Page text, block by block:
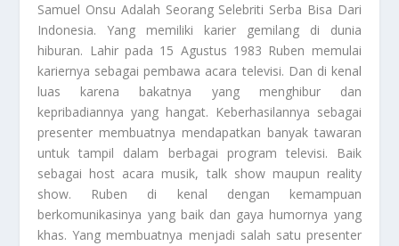
Samuel Onsu Adalah Seorang Selebriti Serba Bisa Dari
Indonesia. Yang memiliki karier gemilang di dunia
hiburan. Lahir pada 15 Agustus 1983 Ruben memulai
kariernya sebagai pembawa acara televisi. Dan di kenal
luas karena bakatnya yang menghibur dan
kepribadiannya yang hangat. Keberhasilannya sebagai
presenter membuatnya mendapatkan banyak tawaran
untuk tampil dalam berbagai program televisi. Baik
sebagai host acara musik, talk show maupun reality
show. Ruben di kenal dengan kemampuan
berkomunikasinya yang baik dan gaya humornya yang
khas. Yang membuatnya menjadi salah satu presenter